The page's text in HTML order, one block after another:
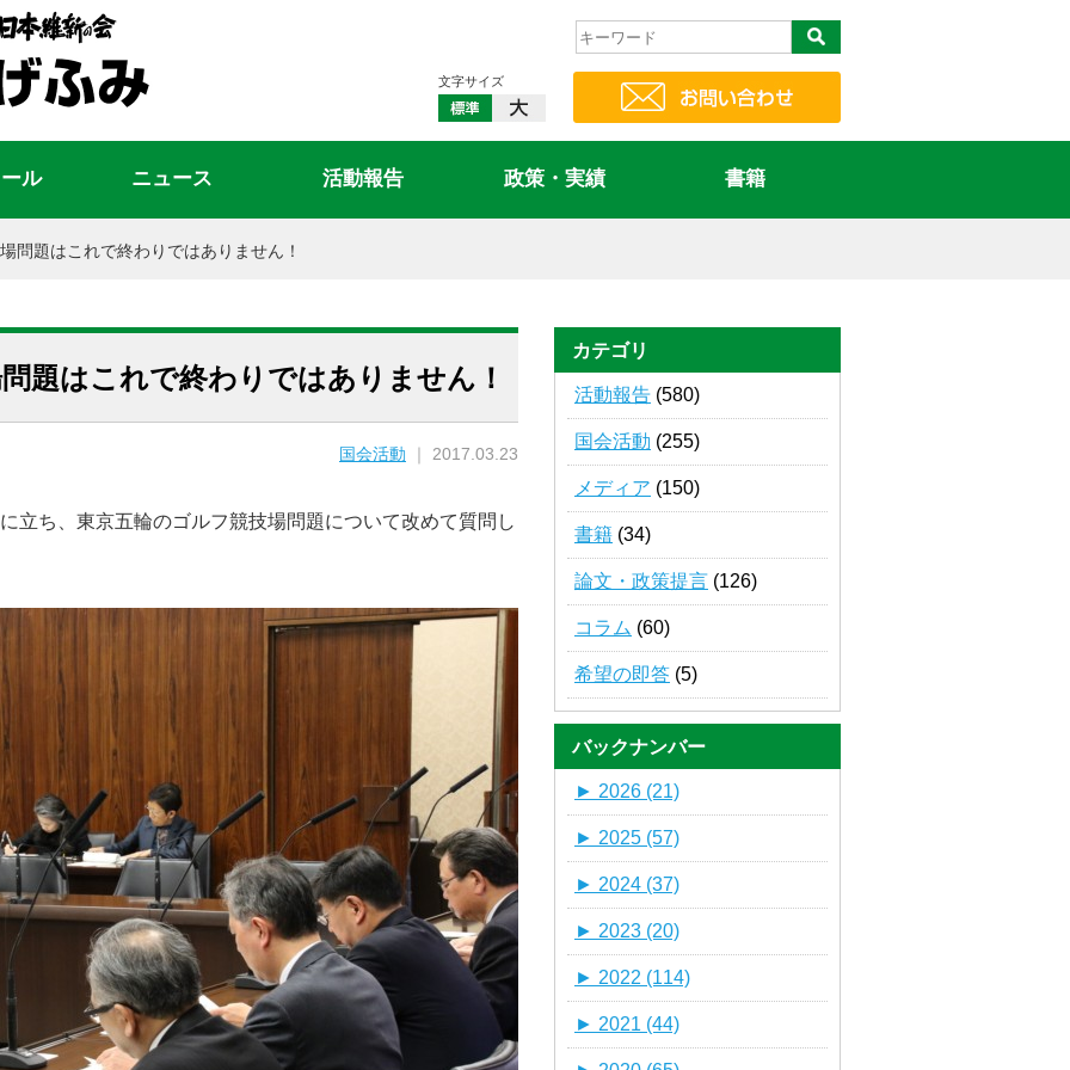
文字サイズ
ル ニュース 活動報告 政策・実績 書籍
問題はこれで終わりではありません！
題はこれで終わりではありません！
国会活動 ｜ 2017.03.23
立ち、東京五輪のゴルフ競技場問題について改めて質問し
カテゴリ
活動報告 (580)
国会活動 (255)
メディア (150)
書籍 (34)
論文・政策提言 (126)
コラム (60)
希望の即答 (5)
バックナンバー
► 2026 (21)
► 2025 (57)
► 2024 (37)
► 2023 (20)
► 2022 (114)
► 2021 (44)